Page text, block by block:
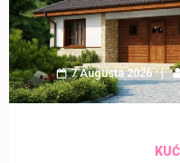
7 Augusta 2026